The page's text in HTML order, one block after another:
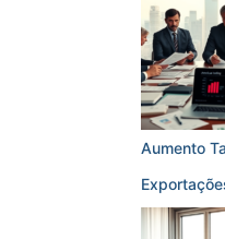
Aumento